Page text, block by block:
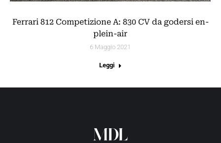
Ferrari 812 Competizione A: 830 CV da godersi en-
plein-air
6 Maggio 2021
Leggi